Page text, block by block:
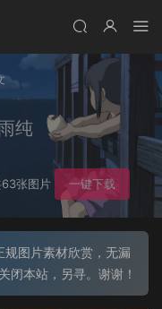
纯
张图片 一键下载
图片素材欣赏，无漏
闭本站，另寻。谢谢！